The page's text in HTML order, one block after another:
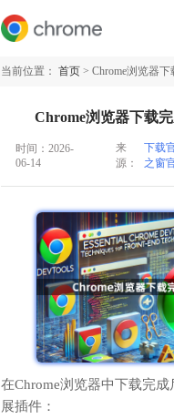
当前位置： 首页 > Chrome浏览器
Chrome浏览器下载
时间：2026-
06-14
来
源：
下载
之窗
在Chrome浏览器中下载完
展插件：